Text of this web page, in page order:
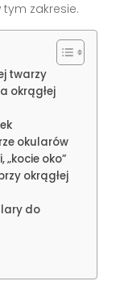
zakresie.
twarzy
okrągłej
okularów
oko”
okrągłej
do